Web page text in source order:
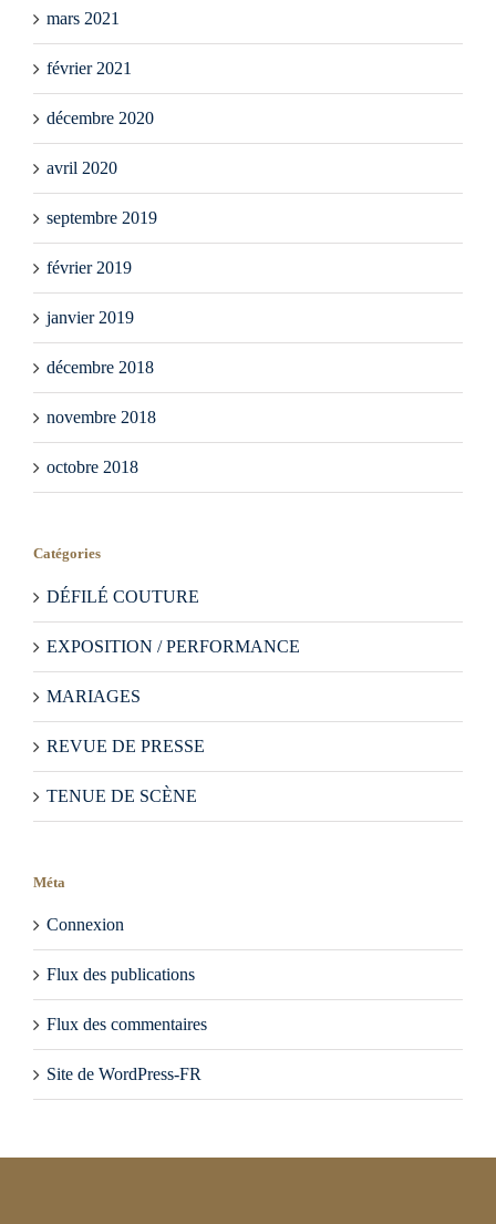
mars 2021
février 2021
décembre 2020
avril 2020
septembre 2019
février 2019
janvier 2019
décembre 2018
novembre 2018
octobre 2018
Catégories
DÉFILÉ COUTURE
EXPOSITION / PERFORMANCE
MARIAGES
REVUE DE PRESSE
TENUE DE SCÈNE
Méta
Connexion
Flux des publications
Flux des commentaires
Site de WordPress-FR